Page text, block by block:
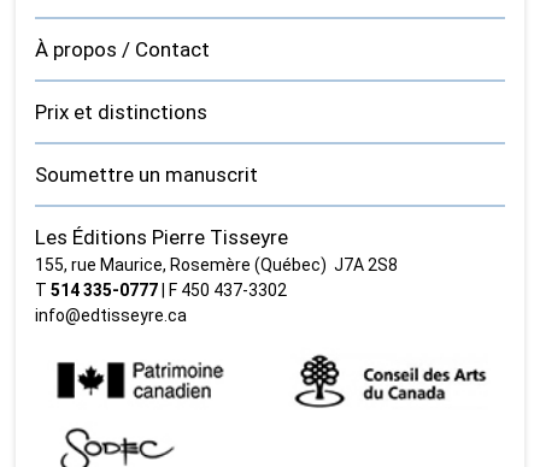
À propos / Contact
Prix et distinctions
Soumettre un manuscrit
Les Éditions Pierre Tisseyre
155, rue Maurice, Rosemère (Québec) J7A 2S8
T514 335‑0777 | F 450 437‑3302
info@edtisseyre.ca